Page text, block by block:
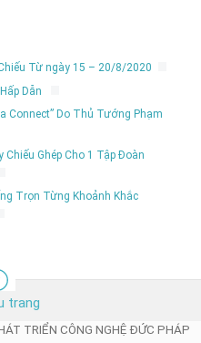
Từ ngày 15 – 20/8/2020
Dẫn
Connect” Do Thủ Tướng Phạm
Ghép Cho 1 Tập Đoàn
Trọn Từng Khoảnh Khắc
trang
TRIỂN CÔNG NGHỆ ĐỨC PHÁP